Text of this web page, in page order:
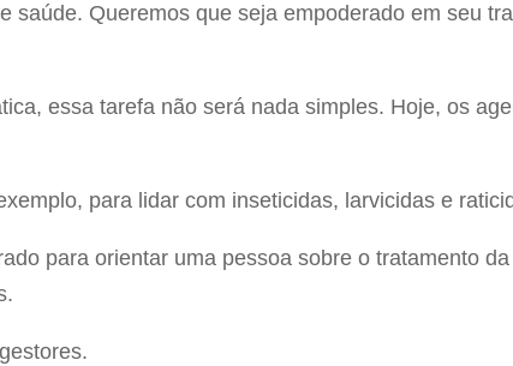
saúde. Queremos que seja empoderado em seu
essa tarefa não será nada simples. Hoje, os
para lidar com inseticidas, larvicidas e
para orientar uma pessoa sobre o tratamento